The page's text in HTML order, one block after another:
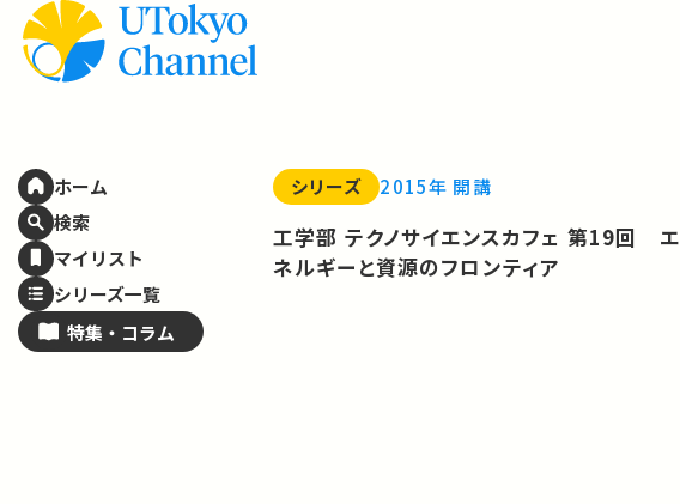
ホーム
検索
マイリスト
シリーズ一覧
特集・ コラム
シリーズ 2015年 開講
工学部 テクノサイエンスカフェ 第19回 エ
ネルギーと資源のフロンティア